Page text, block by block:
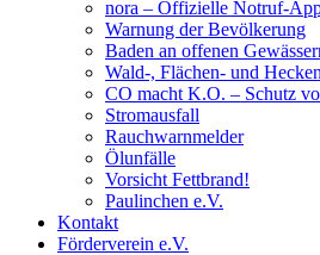
nora – Offizielle Notruf-
Warnung der Bevölkerung
Baden an offenen
Wald-, Flächen- und
CO macht K.O. – Schutz
Stromausfall
Rauchwarnmelder
Ölunfälle
Vorsicht Fettbrand!
Paulinchen e.V.
Kontakt
Förderverein e.V.